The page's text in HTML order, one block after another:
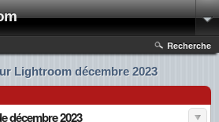
Recherche
Lightroom décembre 2023
décembre 2023